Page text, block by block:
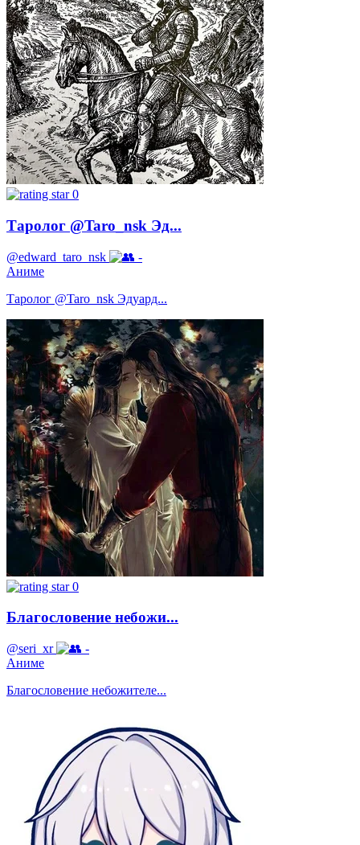
0
Таролог @Taro_nsk Эд...
@edward_taro_nsk
-
Аниме
Таролог @Taro_nsk Эдуард...
0
Благословение небожи...
@seri_xr
-
Аниме
Благословение небожителе...